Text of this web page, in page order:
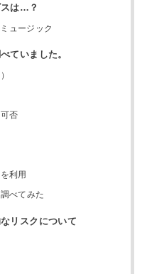
は…？
ュージック
ていました。
否
利用
べてみた
リスクについて